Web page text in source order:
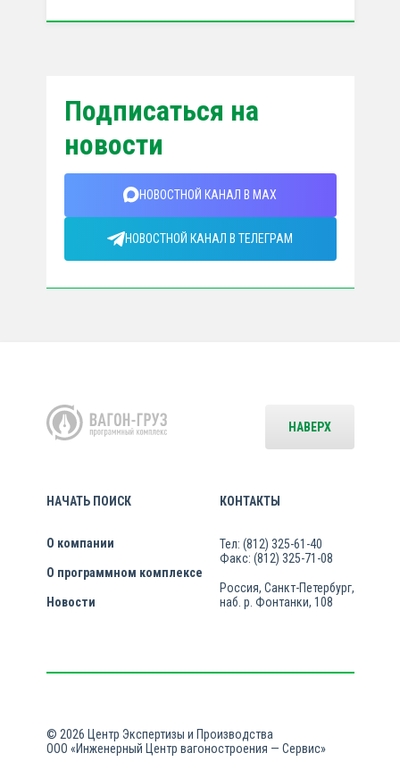
Подписаться на
новости
НОВОСТНОЙ КАНАЛ В MAX
НОВОСТНОЙ КАНАЛ В ТЕЛЕГРАМ
НАЧАТЬ ПОИСК
О компании
О программном комплексе
Новости
КОНТАКТЫ
Тел: (812) 325-61-40
Факс: (812) 325-71-08
Россия, Санкт-Петербург,
наб. р. Фонтанки, 108
НАВЕРХ
© 2026 Центр Экспертизы и Производства
ООО «Инженерный Центр вагоностроения — Сервис»